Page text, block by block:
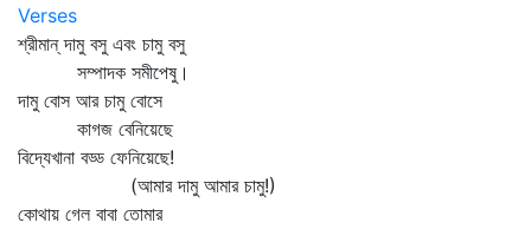
Verses
শ্রীমান্‌ দামু বসু এবং চামু বসু
সম্পাদক সমীপেষু।
দামু বোস আর চামু বোসে
কাগজ বেনিয়েছে
বিদ্যেখানা বড্ড ফেনিয়েছে!
(আমার দামু আমার চামু!)
কোথায় গেল বাবা তোমার